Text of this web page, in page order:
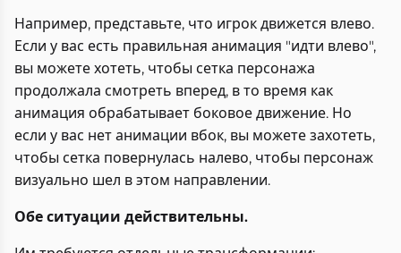
Например, представьте, что игрок движется влево.
Если у вас есть правильная анимация "идти влево",
вы можете хотеть, чтобы сетка персонажа
продолжала смотреть вперед, в то время как
анимация обрабатывает боковое движение. Но
если у вас нет анимации вбок, вы можете захотеть,
чтобы сетка повернулась налево, чтобы персонаж
визуально шел в этом направлении.
Обе ситуации действительны.